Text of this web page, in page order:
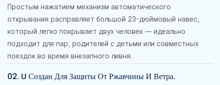
Простым нажатием механизм автоматического
открывания расправляет большой 23-дюймовый навес,
который легко покрывает двух человек — идеально
подходит для пар, родителей с детьми или совместных
поездок во время внезапного ливня.
02. U Создан Для Защиты От Ржавчины И Ветра.